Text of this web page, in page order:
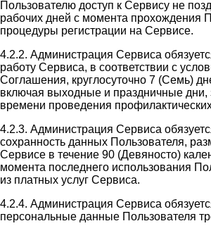
Пользователю доступ к Сервису не
рабочих дней с момента прохождения
процедуры регистрации на Сервисе.
4.2.2. Администрация Сервиса
работу Сервиса, в соответствии с
Соглашения, круглосуточно 7 (Семь)
включая выходные и праздничные дни,
времени проведения
4.2.3. Администрация Сервиса
сохранность данных Пользователя,
Сервисе в течение 90 (Девяносто)
момента последнего использования
из платных услуг Сервиса.
4.2.4. Администрация Сервиса
персональные данные Пользователя